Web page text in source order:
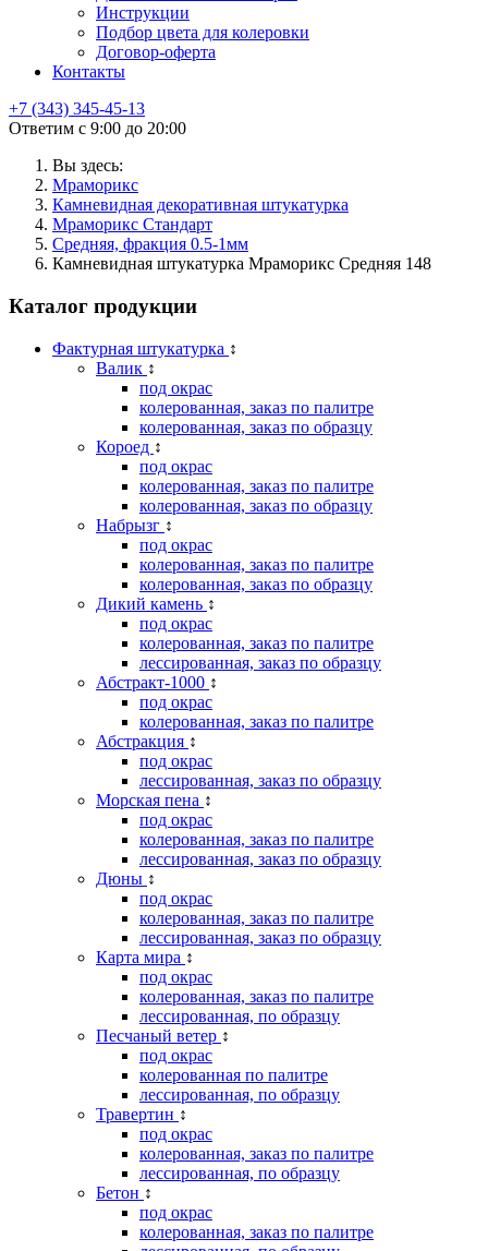
Инструкции
Подбор цвета для колеровки
Договор-оферта
Контакты
+7 (343) 345-45-13
Ответим с 9:00 до 20:00
Вы здесь:
Мраморикс
Камневидная декоративная штукатурка
Мраморикс Стандарт
Средняя, фракция 0.5-1мм
Камневидная штукатурка Мраморикс Средняя 148
Каталог продукции
Фактурная штукатурка ↕
Валик ↕
под окрас
колерованная, заказ по палитре
колерованная, заказ по образцу
Короед ↕
под окрас
колерованная, заказ по палитре
колерованная, заказ по образцу
Набрызг ↕
под окрас
колерованная, заказ по палитре
колерованная, заказ по образцу
Дикий камень ↕
под окрас
колерованная, заказ по палитре
лессированная, заказ по образцу
Абстракт-1000 ↕
под окрас
колерованная, заказ по палитре
Абстракция ↕
под окрас
лессированная, заказ по образцу
Морская пена ↕
под окрас
колерованная, заказ по палитре
лессированная, заказ по образцу
Дюны ↕
под окрас
колерованная, заказ по палитре
лессированная, заказ по образцу
Карта мира ↕
под окрас
колерованная, заказ по палитре
лессированная, по образцу
Песчаный ветер ↕
под окрас
колерованная по палитре
лессированная, по образцу
Травертин ↕
под окрас
колерованная, заказ по палитре
лессированная, по образцу
Бетон ↕
под окрас
колерованная, заказ по палитре